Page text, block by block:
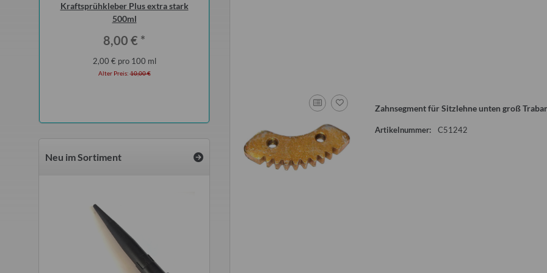
Zahnsegment für Sitzlehne unten groß
Artikelnummer: C51242
Kraftsprühkleber Plus extra stark
500ml
8,00 € *
2,00 € pro 100 ml
Alter Preis:10,00 €
Neu im Sortiment